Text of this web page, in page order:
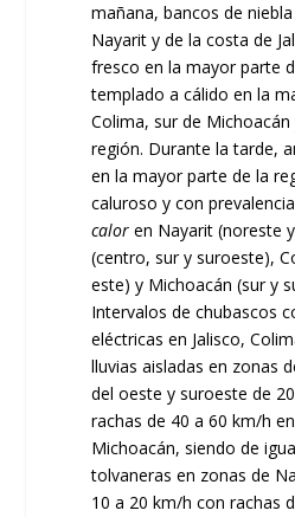
mañana, bancos de
Nayarit y de la costa de
fresco en la mayor parte
templado a cálido en la
Colima, sur de
región. Durante la tarde,
en la mayor parte de la
caluroso y con
caloren Nayarit (noreste
(centro, sur y suroeste),
este) y Michoacán (sur y
Intervalos de chubascos
eléctricas en Jalisco,
lluvias aisladas en zonas
del oeste y suroeste de
rachas de 40 a 60 km/h
Michoacán, siendo de
tolvaneras en zonas de
10 a 20 km/h con rachas